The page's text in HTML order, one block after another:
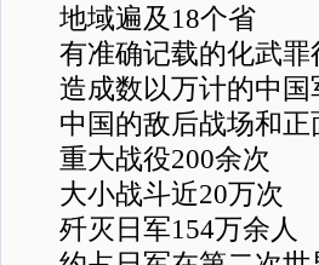
地域遍及18个省
有准确记载的化武罪
造成数以万计的中国
中国的敌后战场和
重大战役200余次
大小战斗近20万次
歼灭日军154万余人